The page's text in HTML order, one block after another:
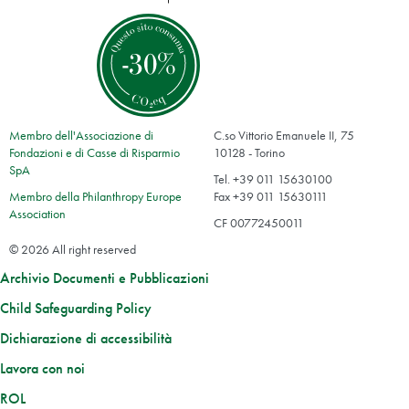
Membro dell'Associazione di
Fondazioni e di Casse di Risparmio
SpA
Membro della Philanthropy Europe
Association
C.so Vittorio Emanuele II, 75
10128 - Torino
Tel. +39 011 15630100
Fax +39 011 15630111
CF 00772450011
© 2026 All right reserved
Archivio Documenti e Pubblicazioni
Child Safeguarding Policy
Dichiarazione di accessibilità
Lavora con noi
ROL